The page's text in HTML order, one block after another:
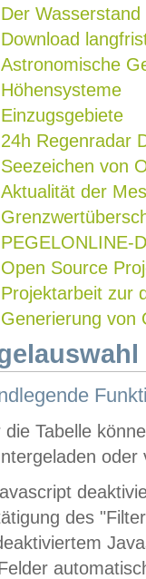
Der Wasserstand
Download
Astronomische
Höhensysteme
Einzugsgebiete
24h Regenradar
Seezeichen von
Aktualität der
PEGELONLINE-
Open Source
Projektarbeit zur
Generierung von
die Tabelle
oder
des